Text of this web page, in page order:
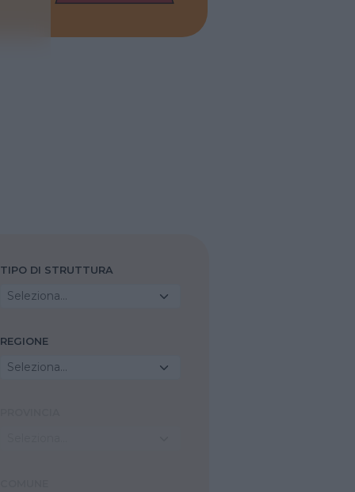
TIPO DI STRUTTURA
Seleziona...
REGIONE
Seleziona...